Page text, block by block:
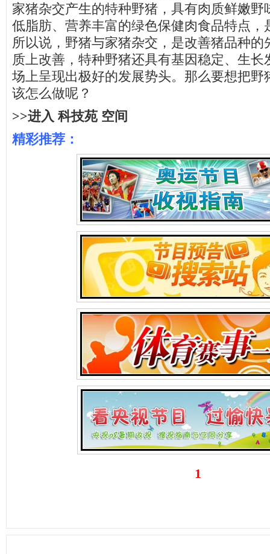
家猪杂交产生的特种野猪，具有肉质鲜嫩野
低脂肪、营养丰富的绿色保健肉食品特点，
所以说，野猪与家猪杂交，是改善猪品种的
质上改善，特种野猪还具有基因稳定、生长
场上呈现出极好的发展势头。那么要想把野
该怎么做呢？
>>进入 科技苑 空间
精彩推荐：
1